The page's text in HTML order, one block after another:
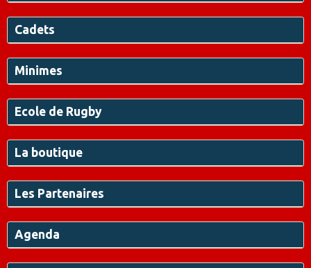
Cadets
Minimes
Ecole de Rugby
La boutique
Les Partenaires
Agenda